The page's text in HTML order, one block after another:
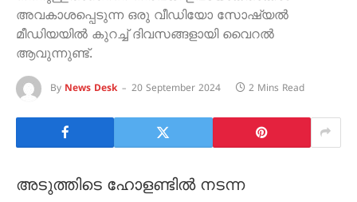
അവകാശപ്പെടുന്ന ഒരു വീഡിയോ സോഷ്യൽ
മീഡിയയിൽ കുറച്ച് ദിവസങ്ങളായി വൈറൽ
ആവുന്നുണ്ട്.
By News Desk 20 September 2024 2 Mins Read
അടുത്തിടെ ഹോളണ്ടിൽ നടന്ന